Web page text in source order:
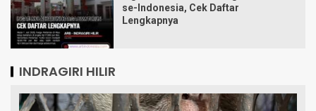
se-Indonesia, Cek Daftar
Lengkapnya
INDRAGIRI HILIR